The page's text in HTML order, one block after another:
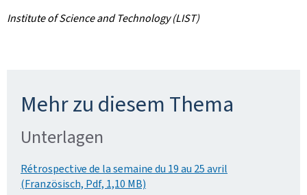
Institute of Science and Technology (LIST)
Mehr zu diesem Thema
Unterlagen
Rétrospective de la semaine du 19 au 25 avril
(Französisch, Pdf, 1,10 MB)